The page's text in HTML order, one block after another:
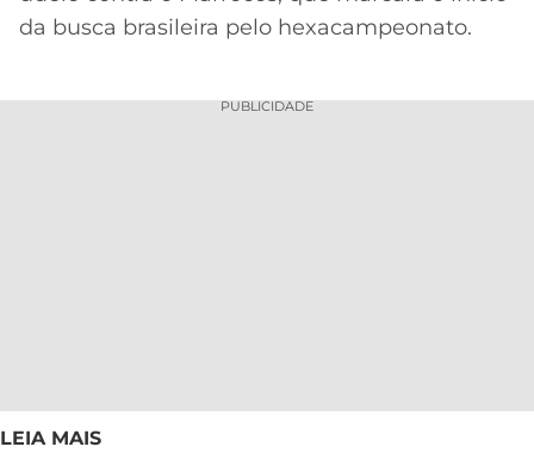
da busca brasileira pelo hexacampeonato.
PUBLICIDADE
LEIA MAIS